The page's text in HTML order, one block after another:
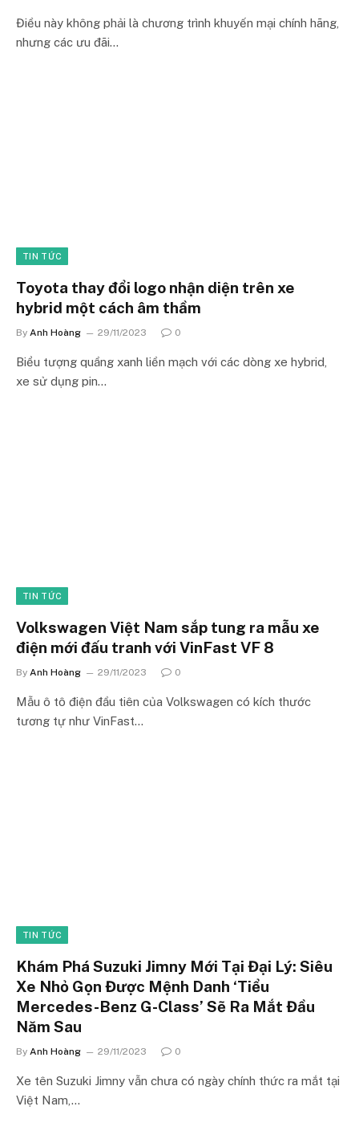
Điều này không phải là chương trình khuyến mại chính hãng,
nhưng các ưu đãi…
TIN TỨC
Toyota thay đổi logo nhận diện trên xe
hybrid một cách âm thầm
By Anh Hoàng 29/11/2023 0
Biểu tượng quầng xanh liền mạch với các dòng xe hybrid,
xe sử dụng pin…
TIN TỨC
Volkswagen Việt Nam sắp tung ra mẫu xe
điện mới đấu tranh với VinFast VF 8
By Anh Hoàng 29/11/2023 0
Mẫu ô tô điện đầu tiên của Volkswagen có kích thước
tương tự như VinFast…
TIN TỨC
Khám Phá Suzuki Jimny Mới Tại Đại Lý: Siêu
Xe Nhỏ Gọn Được Mệnh Danh ‘Tiểu
Mercedes-Benz G-Class’ Sẽ Ra Mắt Đầu
Năm Sau
By Anh Hoàng 29/11/2023 0
Xe tên Suzuki Jimny vẫn chưa có ngày chính thức ra mắt tại
Việt Nam,…